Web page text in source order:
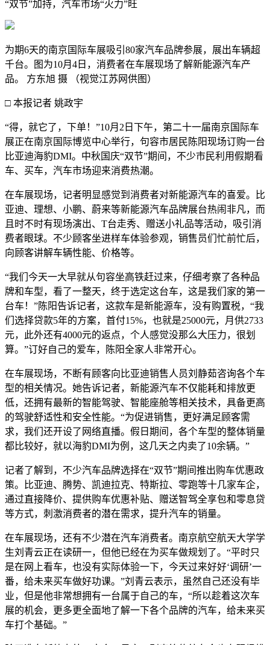
“双节”加持，汽车市场“火力”旺
为期6天的南京国际车展吸引80家汽车品牌参展，展出车辆超
千台。图为10月4日，消费者在车展现场了解新能源汽车产
品。 方东旭 摄 （视觉江苏网供图）
□ 本报记者 姚政宇
“得，就它了，下单！”10月2日下午，第二十一届南京国际车
展正在南京国际博览中心举行，句容市居民陈阳现场订购一台
比亚迪海豹DMI。中秋国庆“双节”期间，不少市民利用假期看
车、买车，汽车市场迎来消费热潮。
在车展现场，记者明显感觉到消费者对新能源汽车的喜爱。比
亚迪、理想、小鹏、蔚来等新能源汽车品牌展台热闹非凡，而
且时不时有现场演出、T台走秀、赠送小礼品等活动，吸引消
费者眼球。不少顾客坐进样车体验参观，销售员们忙前忙后，
向顾客讲解车辆性能、价格等。
“我们今天一大早就从句容坐高铁赶过来，仔细考察了各种品
牌和车型，看了一整天，终于选定这台车，这是我们家的第一
台车！”陈阳告诉记者，这款车是新能源车，没有购置税，“我
们选择贷款5年的方案，首付15%，也就是25000元，月供2733
元，此外还有4000元的返点，个人感觉没那么大压力，很划
算。”订好自己的爱车，陈阳全家人非常开心。
在车展现场，不断有顾客向比亚迪销售人员刘静茹咨询各个车
型的相关情况。她告诉记者，新能源汽车不仅能耗和排放更
低，还拥有最新的智能驾驶、智能座舱等相关技术，具备更高
的驾驶舒适性和安全性能。“为促进销售，更好满足顾客需
求，我们还开设了网络直播。假日期间，各个车型的整体销量
都比较好，就以海豹DMI为例，这几天之内卖了10余辆。”
记者了解到，不少汽车品牌选择在“双节”期间推出购车优惠政
策。比亚迪、腾势、凯迪拉克、特斯拉、零跑等十几家车企，
通过直接降价、提供购车优惠补贴、赠送智驾全享包和零息贷
等方式，刺激消费者的潜在需求，提升汽车的销量。
在车展现场，还有不少潜在汽车消费者。南京航空航天大学学
生刘青云正在读研一，但他已经在为买车做规划了。“平时只
是在网上看车，也没有实际体验一下，今天过来好好‘调研’一
番，给未来买车做好功课。”刘青云表示，虽然自己还没有毕
业，但是他非常想拥有一台属于自己的车，“所以趁着这次车
展的机会，更多更全面地了解一下各个品牌的汽车，给未来买
车打个基础。”